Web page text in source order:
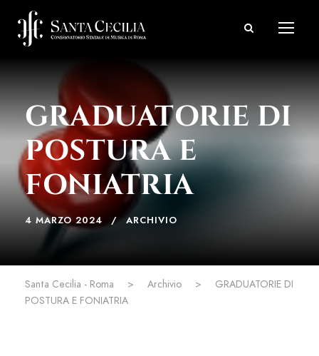
GRADUATORIE DI
POSTURA E
FONIATRIA
4 MARZO 2024 ARCHIVIO
Santa Cecilia - Roma > Archivio >
GRADUATORIE DI
POSTURA E FONIATRIA